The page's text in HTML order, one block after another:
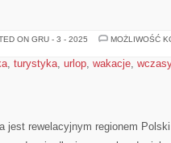
ON GRU - 3 - 2025
MOŻLIWOŚĆ
, turystyka, urlop, wakacje,
jest rewelacyjnym regionem